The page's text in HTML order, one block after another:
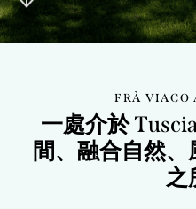
FRÀ VIACO
一處介於
間、融合自然
之